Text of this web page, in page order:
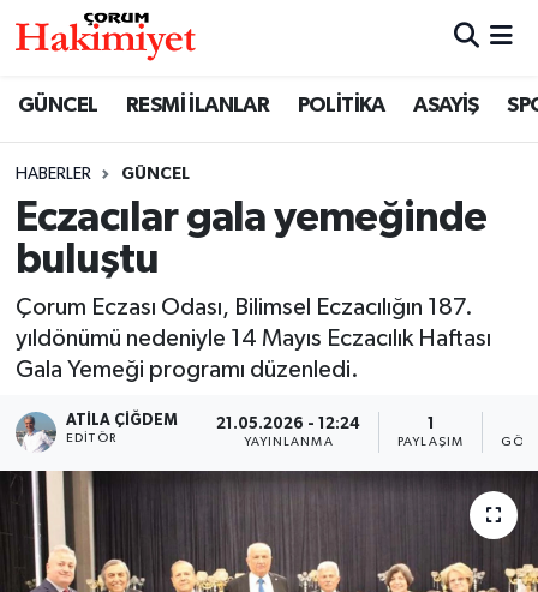
GÜNCEL RESMİ İLANLAR POLİTİKA ASAYİŞ
HABERLER GÜNCEL
Eczacılar gala yemeğinde
buluştu
Çorum Eczası Odası, Bilimsel Eczacılığın 187.
yıldönümü nedeniyle 14 Mayıs Eczacılık Haftası
Gala Yemeği programı düzenledi.
ATILA ÇIĞDEM
EDITÖR
21.05.2026 - 12:24
YAYINLANMA
1
PAYLAŞIM
SAĞLIK
ASAYİŞ
EKONOMİ
EĞİTİM
İLÇELER
Nöbetçi Eczaneler
Çorum Namaz Vakitleri
Trafik Durumu
Süper Lig Puan Durumu ve Fikstür
Haber Arşivi